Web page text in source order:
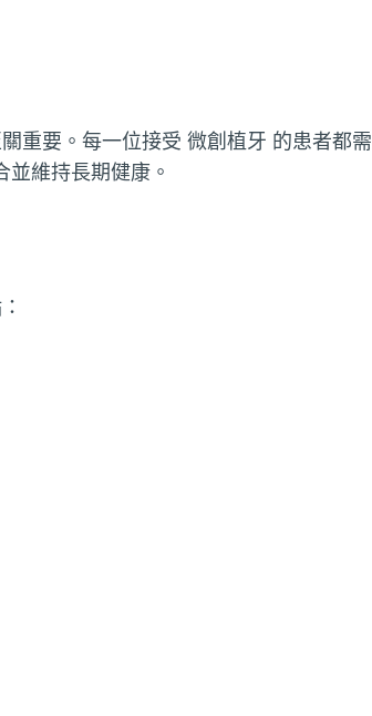
重要。每一位接受 微創植牙 的患者都需
維持長期健康。